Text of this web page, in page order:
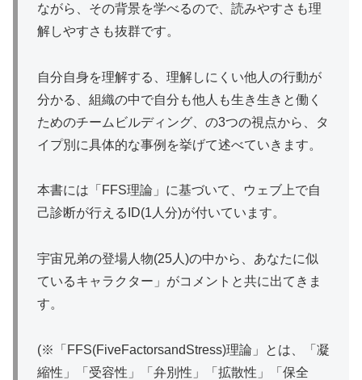
ながら、その背景を学べるので、読みやすさも理
解しやすさも抜群です。
自分自身を理解する、理解しにくい他人の行動が
分かる、組織の中で自分も他人も生き生きと働く
ためのチームビルディング、の3つの視点から、タ
イプ別に具体的な事例を挙げて述べていきます。
本書には「FFS理論」に基づいて、ウェブ上で自
己診断が行えるID(1人分)が付いています。
宇宙兄弟の登場人物(25人)の中から、あなたに似
ているキャラクター」がコメントと共に出てきま
す。
(※「FFS(FiveFactorsandStress)理論」とは、「凝
縮性」「受容性」「弁別性」「拡散性」「保全